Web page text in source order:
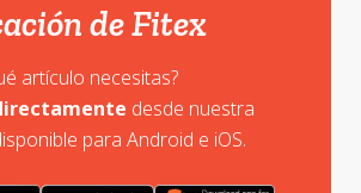
de Fitex
artículo necesitas?
desde nuestra
para Android e iOS.